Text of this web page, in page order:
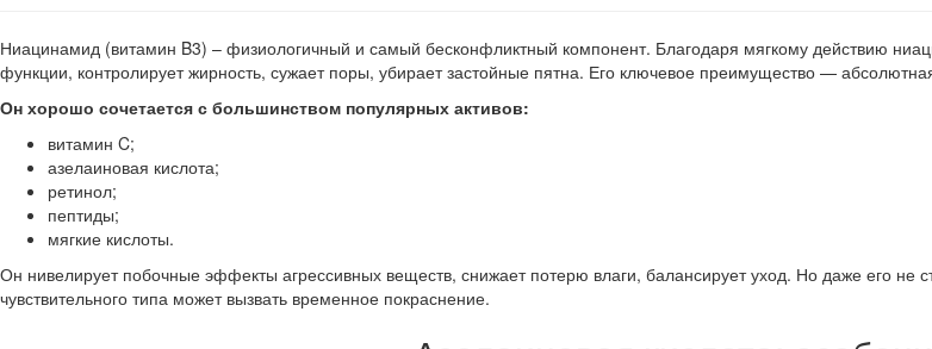
Ниацинамид (витамин B3) – физиологичный и самый бесконфликтный компонент. Благодаря мягкому действию
функции, контролирует жирность, сужает поры, убирает застойные пятна. Его ключевое преимущество —
Он хорошо сочетается с большинством популярных активов:
витамин C;
азелаиновая кислота;
ретинол;
пептиды;
мягкие кислоты.
Он нивелирует побочные эффекты агрессивных веществ, снижает потерю влаги, балансирует уход. Но даже его не
чувствительного типа может вызвать временное покраснение.